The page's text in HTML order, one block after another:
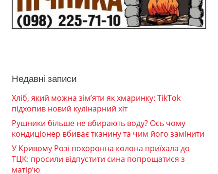
Недавні записи
Хліб, який можна зім’яти як хмаринку: TikTok
підхопив новий кулінарний хіт
Рушники більше не вбирають воду? Ось чому
кондиціонер вбиває тканину та чим його замінити
У Кривому Розі похоронна колона приїхала до
ТЦК: просили відпустити сина попрощатися з
матір’ю